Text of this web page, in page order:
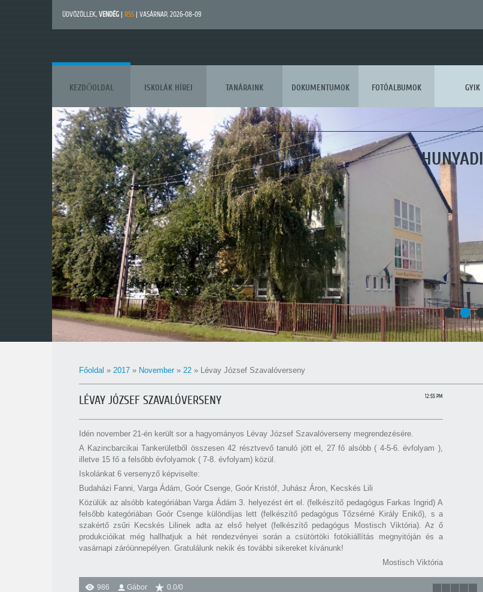
ÜDVÖZÖLLEK, VENDÉG RSS | VASÁRNAP, 2026-08-09
KEZDŐOLDAL ISKOLÁK HÍREI TANÁRAINK DOKUMENTUMOK FOTÓALBUMOK GYIK
KOSSUTH
HUNYADI
MÓRA
1 2
Főoldal » 2017 » November » 22 » Lévay József Szavalóverseny
12:55 PM
LÉVAY JÓZSEF SZAVALÓVERSENY
Idén november 21-én került sor a hagyományos Lévay József Szavalóverseny megrendezésére.
A Kazincbarcikai Tankerületből összesen 42 résztvevő tanuló jött el, 27 fő alsóbb ( 4-5-6. évfolyam ),
illetve 15 fő a felsőbb évfolyamok ( 7-8. évfolyam) közül.
Iskolánkat 6 versenyző képviselte:
Budaházi Fanni, Varga Ádám, Goór Csenge, Goór Kristóf, Juhász Áron, Kecskés Lili
Közülük az alsóbb kategóriában Varga Ádám 3. helyezést ért el. (felkészítő pedagógus Farkas Ingrid) A
felsőbb kategóriában Goór Csenge különdíjas lett (felkészítő pedagógus Tőzsérné Király Enikő), s a
szakértő zsűri Kecskés Lilinek adta az első helyet (felkészítő pedagógus Mostisch Viktória). Az ő
produkcióikat még hallhatjuk a hét rendezvényei során a csütörtöki fotókiállítás megnyitóján és a
vasárnapi záróünnepélyen. Gratulálunk nekik és további sikereket kívánunk!
Mostisch Viktória
986 Gábor 0.0/0